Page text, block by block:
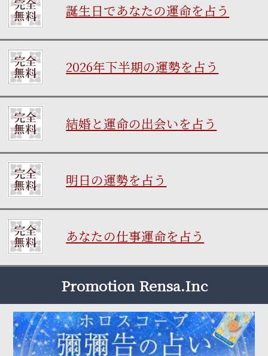
誕生日であなたの運命を占う
2026年下半期の運勢を占う
結婚と運命の出会いを占う
明日の運勢を占う
あなたの仕事運命を占う
Promotion Rensa.Inc